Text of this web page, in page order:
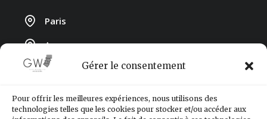
Gérer le consentement
Pour offrir les meilleures expériences, nous utilisons des
technologies telles que les cookies pour stocker et/ou accéder aux
Paris
Annecy
Genève
Nos partenaires